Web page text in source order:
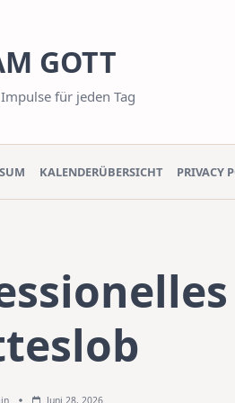
GOTT
für jeden Tag
KALENDERÜBERSICHT PRIVACY
Juni 28, 2026